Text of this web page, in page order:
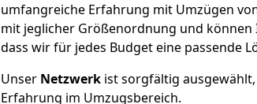
umfangreiche Erfahrung mit Umzügen
mit jeglicher Größenordnung und
dass wir für jedes Budget eine passende
Unser Netzwerk ist sorgfältig
Erfahrung im Umzugsbereich.